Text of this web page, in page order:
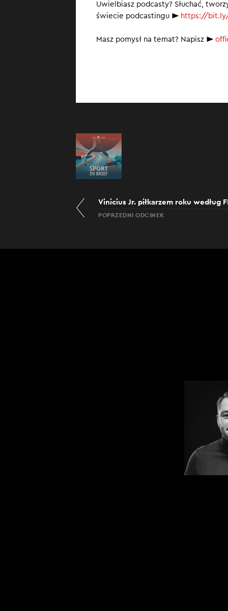
Uwielbiasz podcasty? Słuchać,
świecie podcastingu ► https://
Masz pomysł na temat? Napisz ►
Vinicius Jr. piłkarzem roku według
POPRZEDNI ODCINEK